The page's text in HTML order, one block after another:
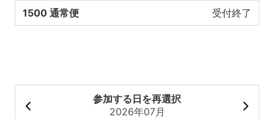
1500 通常便 受付終了
参加する日を再選択
2026年07月